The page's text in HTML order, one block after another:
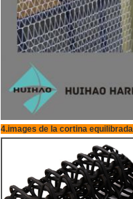
4.images de la cortina